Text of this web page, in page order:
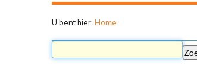
U bent hier: Home